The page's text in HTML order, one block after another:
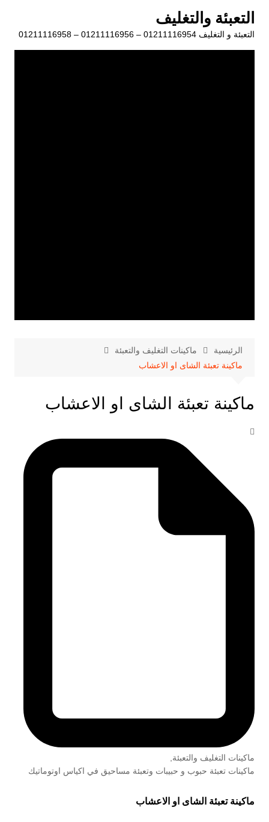
المحتوى
التعبئة والتغليف
التعبئة و التغليف 01211116954 – 01211116956 – 01211116958
الرئيسية
ماكينات التغليف والتعبئة
ماكينة تعبئة الشاى او الاعشاب
ماكينة تعبئة الشاى او الاعشاب
ماكينات التغليف والتعبئة,
ماكينات تعبئة حبوب و حبيبات وتعبئة مساحيق في اكياس اوتوماتيك
ماكينة تعبئة الشاى او الاعشاب